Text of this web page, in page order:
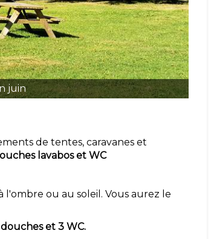
juin
de tentes, caravanes et
lavabos et WC
l'ombre ou au soleil. Vous aurez le
et 3 WC.